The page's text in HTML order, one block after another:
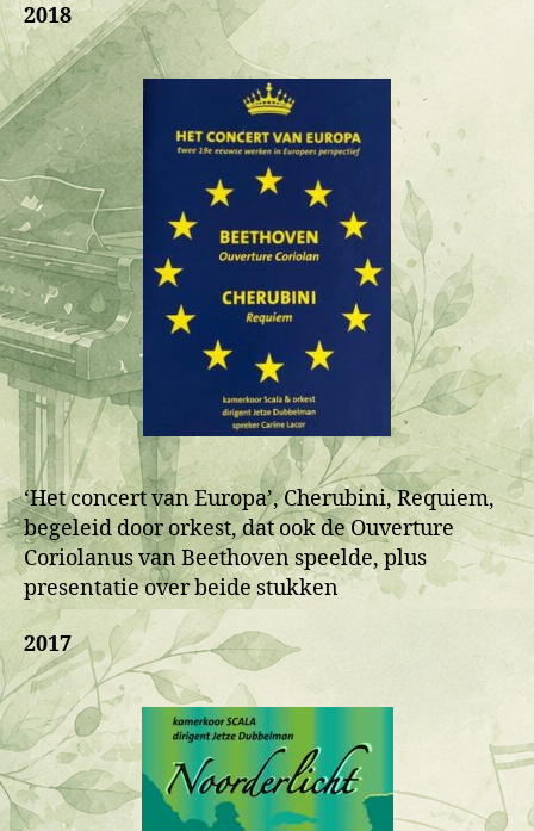
2018
‘Het concert van Europa’, Cherubini, Requiem,
begeleid door orkest, dat ook de Ouverture
Coriolanus van Beethoven speelde, plus
presentatie over beide stukken
2017